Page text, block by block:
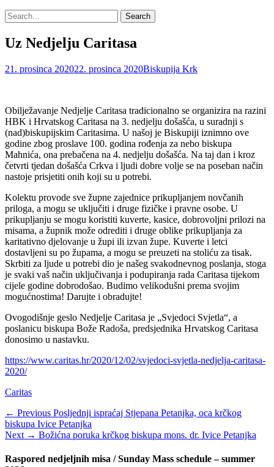
Search
Search
for:
Uz Nedjelju Caritasa
Posted
21. prosinca 202022. prosinca 2020Author
Biskupija Krk
Obilježavanje Nedjelje Caritasa tradicionalno se organizira na razini
HBK i Hrvatskog Caritasa na 3. nedjelju došašća, u suradnji s
(nad)biskupijskim Caritasima. U našoj je Biskupiji iznimno ove
godine zbog proslave 100. godina rođenja za nebo biskupa
Mahnića, ona prebačena na 4. nedjelju došašća. Na taj dan i kroz
četvrti tjedan došašća Crkva i ljudi dobre volje se na poseban način
nastoje prisjetiti onih koji su u potrebi.
Kolektu provode sve župne zajednice prikupljanjem novčanih
priloga, a mogu se uključiti i druge fizičke i pravne osobe. U
prikupljanju se mogu koristiti kuverte, kasice, dobrovoljni prilozi na
misama, a župnik može odrediti i druge oblike prikupljanja za
karitativno djelovanje u župi ili izvan župe. Kuverte i letci
dostavljeni su po župama, a mogu se preuzeti na stoliću za tisak.
Skrbiti za ljude u potrebi dio je našeg svakodnevnog poslanja, stoga
je svaki vaš način uključivanja i podupiranja rada Caritasa tijekom
cijele godine dobrodošao. Budimo velikodušni prema svojim
mogućnostima! Darujte i obradujte!
Ovogodišnje geslo Nedjelje Caritasa je „Svjedoci Svjetla“, a
poslanicu biskupa Bože Radoša, predsjednika Hrvatskog Caritasa
donosimo u nastavku.
https://www.caritas.hr/2020/12/02/svjedoci-svjetla-nedjelja-caritasa-
2020/
Categories
Caritas
Navigacija
objava
← Previous Previous
post:
Posljednji ispraćaj Stjepana Petanjka, oca krčkog
biskupa Ivice Petanjka
Next → Next
Božićna poruka krčkog biskupa mons. dr. Ivice Petanjka
Raspored nedjeljnih misa / Sunday Mass schedule – summer